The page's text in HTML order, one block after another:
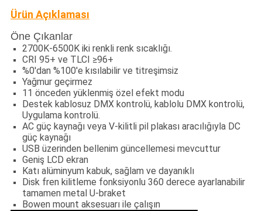
Ürün Açıklaması
Öne Çıkanlar
2700K-6500K iki renkli renk sıcaklığı.
CRI 95+ ve TLCI ≥96+
%0'dan %100'e kısılabilir ve titreşimsiz
Yağmur geçirmez
11 önceden yüklenmiş özel efekt modu
Destek kablosuz DMX kontrolü, kablolu DMX kontrolü,
Uygulama kontrolü.
AC güç kaynağı veya V-kilitli pil plakası aracılığıyla DC
güç kaynağı
USB üzerinden bellenim güncellemesi mevcuttur
Geniş LCD ekran
Katı alüminyum kabuk, sağlam ve dayanıklı
Disk fren kilitleme fonksiyonlu 360 derece ayarlanabilir
tamamen metal U-braket
Bowen mount aksesuarı ile çalışın